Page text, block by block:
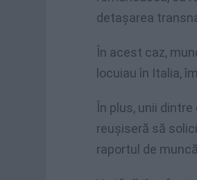
detașarea
În acest caz,
locuiau în Italia,
În plus, unii
reușiseră să
raportul de